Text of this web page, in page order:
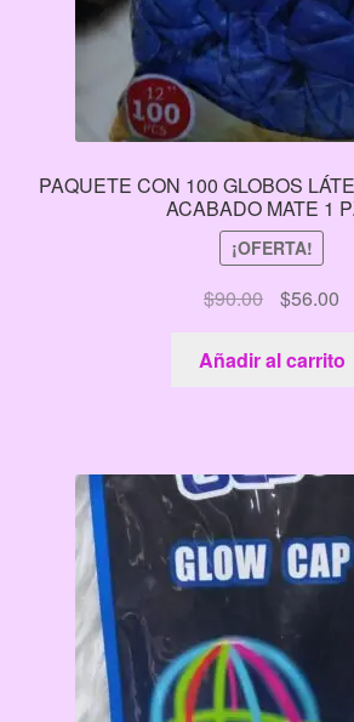
PAQUETE CON 100 GLOBOS
ACABADO MATE 1
¡OFERTA!
$90.00
El
precio
original
era:
$56.00El
Añadir al carrito